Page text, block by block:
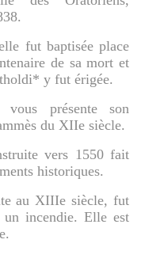
fut baptisée place
de sa mort et
y fut érigée.
présente son
du XIIe siècle.
vers 1550 fait
historiques.
au XIIIe siècle, fut
un incendie. Elle est